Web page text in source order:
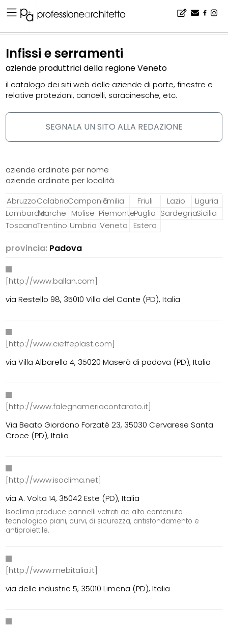
Infissi e serramenti
aziende produttrici della regione Veneto
il catalogo dei siti web delle aziende di porte, finestre e
relative protezioni, cancelli, saracinesche, etc.
SEGNALA UN SITO ALLA REDAZIONE
aziende ordinate per nome
aziende ordinate per località
AbruzzoCalabriaCampaniaEmilia Friuli Lazio
Liguria
LombardiaMarche Molise PiemontePuglia SardegnaSicilia
ToscanaTrentino Umbria Veneto Estero
provincia: Padova
[http://www.ballan.com]
via Restello 98, 35010 Villa del Conte (PD), Italia
[http://www.cieffeplast.com]
via Villa Albarella 4, 35020 Maserà di padova (PD), Italia
[http://www.falegnameriacontarato.it]
Via Beato Giordano Forzatè 23, 35030 Cervarese Santa
Croce (PD), Italia
[http://www.isoclima.net]
via A. Volta 14, 35042 Este (PD), Italia
Isoclima produce pannelli vetrati ad alto contenuto
tecnologico piani, curvi, di sicurezza, antisfondamento e
antiproiettile.
[http://www.mebitalia.it]
via delle industrie 5, 35010 Limena (PD), Italia